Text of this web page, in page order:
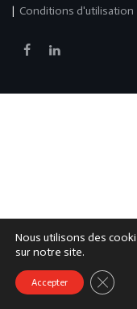
| Conditions d'utilisation
Nous utilisons des
sur notre site.
Accepter